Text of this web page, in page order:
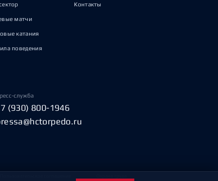
матчи
катания
поведения
Контакты
служба
(930) 800-1946